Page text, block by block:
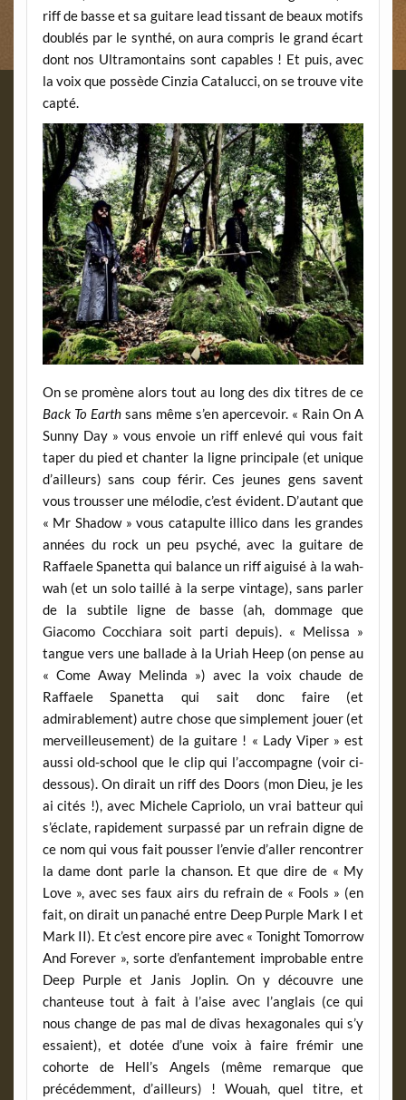
riff de basse et sa guitare lead tissant de beaux motifs
doublés par le synthé, on aura compris le grand écart
dont nos Ultramontains sont capables ! Et puis, avec
la voix que possède Cinzia Catalucci, on se trouve vite
capté.
On se promène alors tout au long des dix titres de ce
Back To Earthsans même s’en apercevoir. « Rain On A
Sunny Day » vous envoie un riff enlevé qui vous fait
taper du pied et chanter la ligne principale (et unique
d’ailleurs) sans coup férir. Ces jeunes gens savent
vous trousser une mélodie, c’est évident. D’autant que
« Mr Shadow » vous catapulte illico dans les grandes
années du rock un peu psyché, avec la guitare de
Raffaele Spanetta qui balance un riff aiguisé à la wah-
wah (et un solo taillé à la serpe vintage), sans parler
de la subtile ligne de basse (ah, dommage que
Giacomo Cocchiara soit parti depuis). « Melissa »
tangue vers une ballade à la Uriah Heep (on pense au
« Come Away Melinda ») avec la voix chaude de
Raffaele Spanetta qui sait donc faire (et
admirablement) autre chose que simplement jouer (et
merveilleusement) de la guitare ! « Lady Viper » est
aussi old-school que le clip qui l’accompagne (voir ci-
dessous). On dirait un riff des Doors (mon Dieu, je les
ai cités !), avec Michele Capriolo, un vrai batteur qui
s’éclate, rapidement surpassé par un refrain digne de
ce nom qui vous fait pousser l’envie d’aller rencontrer
la dame dont parle la chanson. Et que dire de « My
Love », avec ses faux airs du refrain de « Fools » (en
fait, on dirait un panaché entre Deep Purple Mark I et
Mark II). Et c’est encore pire avec « Tonight Tomorrow
And Forever », sorte d’enfantement improbable entre
Deep Purple et Janis Joplin. On y découvre une
chanteuse tout à fait à l’aise avec l’anglais (ce qui
nous change de pas mal de divas hexagonales qui s’y
essaient), et dotée d’une voix à faire frémir une
cohorte de Hell’s Angels (même remarque que
précédemment, d’ailleurs) ! Wouah, quel titre, et